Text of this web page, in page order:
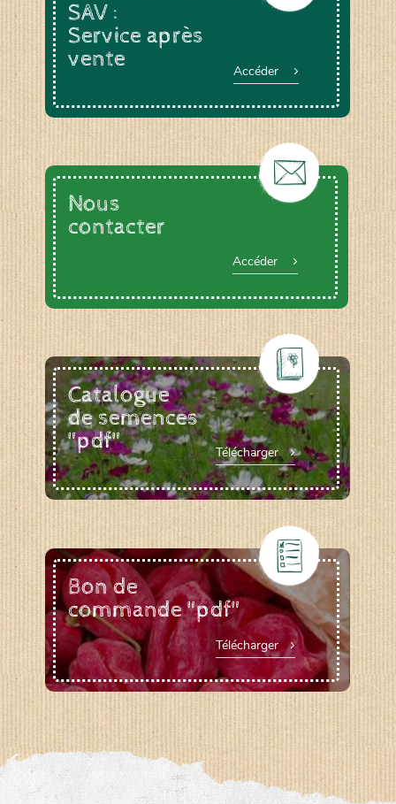
SAV :
Service après
vente
Accéder
Nous
contacter
Accéder
Catalogue
de semences
"pdf"
Télécharger
Bon de
commande "pdf"
Télécharger